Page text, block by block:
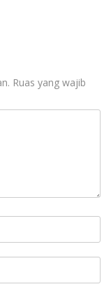
Ruas yang wajib